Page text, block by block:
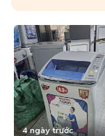
4 ngày trước